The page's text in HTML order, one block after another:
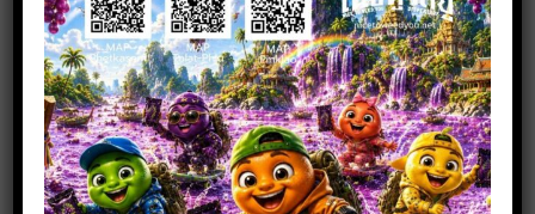
สั่งซื้อสินค้า
NICE TO WEED YOU สาขา
เพชรเกษม